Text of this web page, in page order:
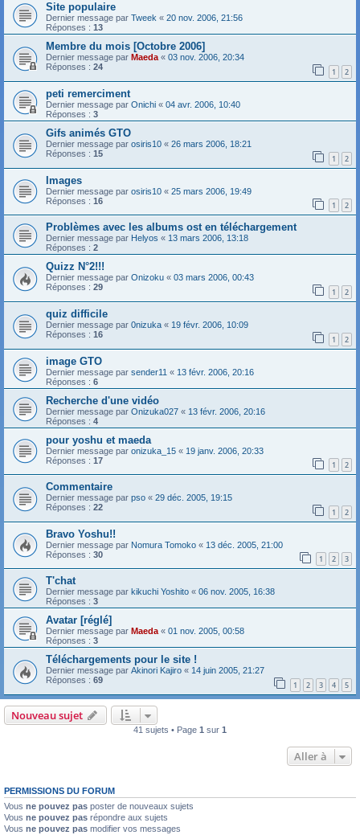
Site populaire
Dernier message par Tweek « 20 nov. 2006, 21:56
Réponses : 13
Membre du mois [Octobre 2006]
Dernier message par Maeda « 03 nov. 2006, 20:34
Réponses : 24 1 2
peti remerciment
Dernier message par Onichi « 04 avr. 2006, 10:40
Réponses : 3
Gifs animés GTO
Dernier message par osiris10 « 26 mars 2006, 18:21
Réponses : 15 1 2
Images
Dernier message par osiris10 « 25 mars 2006, 19:49
Réponses : 16 1 2
Problèmes avec les albums ost en téléchargement
Dernier message par Helyos « 13 mars 2006, 13:18
Réponses : 2
Quizz N°2!!!
Dernier message par Onizoku « 03 mars 2006, 00:43
Réponses : 29 1 2
quiz difficile
Dernier message par 0nizuka « 19 févr. 2006, 10:09
Réponses : 16 1 2
image GTO
Dernier message par sender11 « 13 févr. 2006, 20:16
Réponses : 6
Recherche d'une vidéo
Dernier message par Onizuka027 « 13 févr. 2006, 20:16
Réponses : 4
pour yoshu et maeda
Dernier message par onizuka_15 « 19 janv. 2006, 20:33
Réponses : 17 1 2
Commentaire
Dernier message par pso « 29 déc. 2005, 19:15
Réponses : 22 1 2
Bravo Yoshu!!
Dernier message par Nomura Tomoko « 13 déc. 2005, 21:00
Réponses : 30 1 2 3
T'chat
Dernier message par kikuchi Yoshito « 06 nov. 2005, 16:38
Réponses : 3
Avatar [réglé]
Dernier message par Maeda« 01 nov. 2005, 00:58
Réponses : 3
Téléchargements pour le site !
Dernier message par Akinori Kajiro « 14 juin 2005, 21:27
Réponses : 69 1 2 3 4 5
Nouveau sujet
41 sujets • Page 1 sur 1
Aller à
PERMISSIONS DU FORUM
Vous ne pouvez pas poster de nouveaux sujets
Vous ne pouvez pas répondre aux sujets
Vous ne pouvez pas modifier vos messages